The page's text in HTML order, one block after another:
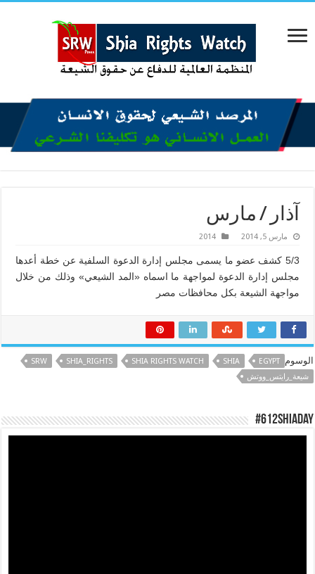
آذار / مارس
مارس 5, 2014 2014
5/3 كشف عضو ما يسمى مجلس إدارة الدعوة السلفية عن خطة أعدها
مجلس إدارة الدعوة لمواجهة ما اسماه «المد الشيعي» وذلك من خلال
مواجهة الشيعة بكل محافظات مصر
الوسوم EGYPT
SHIA
SHIA RIGHTS WATCH
SHIA_RIGHTS
SRW
شيعة_رايتس_ووتش
#612ShiaDay